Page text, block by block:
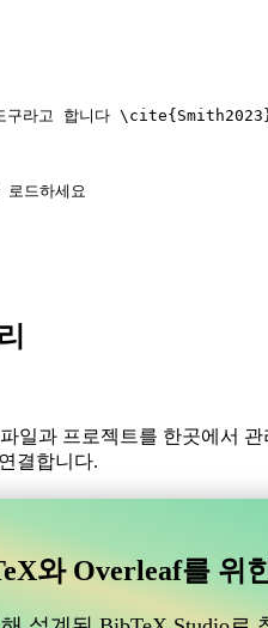
라고 합니다 \cite{ Smith2023
드하세요
파일과 프로젝트를 한곳에서
결합니다.
라인 도구를 찾고 계신
업 온라인 도구를 찾고 계신가
온라인 도구를 찾고 있다
와 Overleaf를 위